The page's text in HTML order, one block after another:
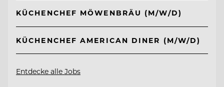
KÜCHENCHEF MÖWENBRÄU (M/W/D)
KÜCHENCHEF AMERICAN DINER (M/W/D)
Entdecke alle Jobs